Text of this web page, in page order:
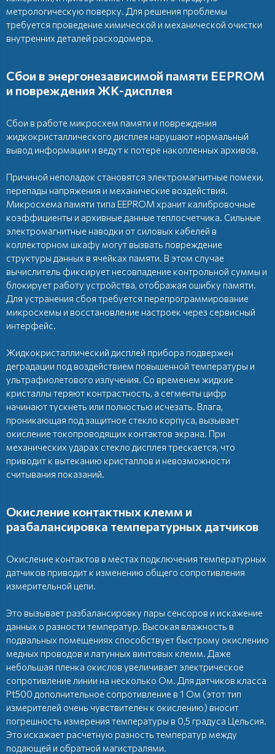
метрологическую поверку. Для решения проблемы
требуется проведение химической и механической очистки
внутренних деталей расходомера.
Сбои в энергонезависимой памяти EEPROM
и повреждения ЖК-дисплея
Сбои в работе микросхем памяти и повреждения
жидкокристаллического дисплея нарушают нормальный
вывод информации и ведут к потере накопленных архивов.
Причиной неполадок становятся электромагнитные помехи,
перепады напряжения и механические воздействия.
Микросхема памяти типа EEPROM хранит калибровочные
коэффициенты и архивные данные теплосчетчика. Сильные
электромагнитные наводки от силовых кабелей в
коллекторном шкафу могут вызвать повреждение
структуры данных в ячейках памяти. В этом случае
вычислитель фиксирует несовпадение контрольной суммы и
блокирует работу устройства, отображая ошибку памяти.
Для устранения сбоя требуется перепрограммирование
микросхемы и восстановление настроек через сервисный
интерфейс.
Жидкокристаллический дисплей прибора подвержен
деградации под воздействием повышенной температуры и
ультрафиолетового излучения. Со временем жидкие
кристаллы теряют контрастность, а сегменты цифр
начинают тускнеть или полностью исчезать. Влага,
проникающая под защитное стекло корпуса, вызывает
окисление токопроводящих контактов экрана. При
механических ударах стекло дисплея трескается, что
приводит к вытеканию кристаллов и невозможности
считывания показаний.
Окисление контактных клемм и
разбалансировка температурных датчиков
Окисление контактов в местах подключения температурных
датчиков приводит к изменению общего сопротивления
измерительной цепи.
Это вызывает разбалансировку пары сенсоров и искажение
данных о разности температур. Высокая влажность в
подвальных помещениях способствует быстрому окислению
медных проводов и латунных винтовых клемм. Даже
небольшая пленка окислов увеличивает электрическое
сопротивление линии на несколько Ом. Для датчиков класса
Pt500 дополнительное сопротивление в 1 Ом (этот тип
измерителей очень чувствителен к окислению) вносит
погрешность измерения температуры в 0,5 градуса Цельсия.
Это искажает расчетную разность температур между
подающей и обратной магистралями.